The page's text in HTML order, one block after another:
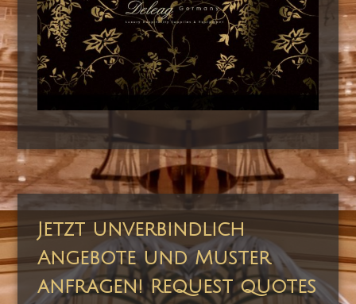
Jetzt unverbindlich
Angebote und Muster
anfragen! Request quotes